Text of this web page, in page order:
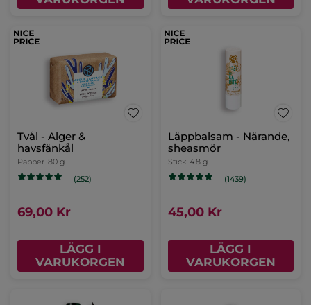
Tvål - Alger &
havsfänkål
Papper 80 g
(252)
69,00 Kr
LÄGG I
VARUKORGEN
Läppbalsam - Närande,
sheasmör
Stick 4.8 g
(1439)
45,00 Kr
LÄGG I
VARUKORGEN